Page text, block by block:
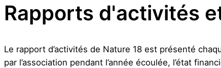
Rapports d'activités
Le rapport d’activités de Nature 18 est présenté
par l’association pendant l’année écoulée, l’état